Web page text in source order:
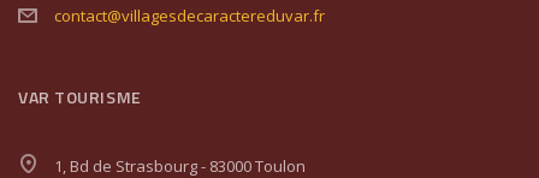
contact@villagesdecaractereduvar.fr
VAR TOURISME
1, Bd de Strasbourg - 83000 Toulon